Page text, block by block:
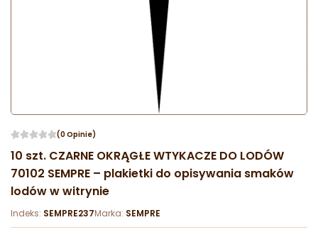
(0 Opinie)
10 szt. CZARNE OKRĄGŁE WTYKACZE DO LODÓW
70102 SEMPRE – plakietki do opisywania smaków
lodów w witrynie
Indeks: SEMPRE237Marka: SEMPRE